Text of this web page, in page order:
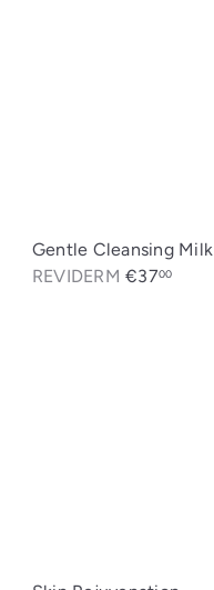
Gentle Cleansing Milk
REVIDERM€3700